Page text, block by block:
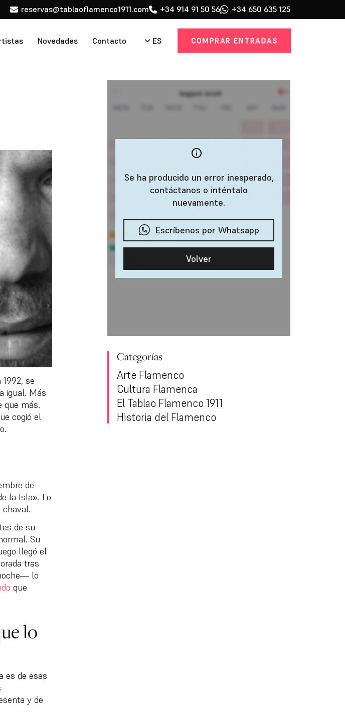
reservas@tablaoflamenco1911.com +34 914 91 50 56 +34 650 635 125
Novedades Contacto ES COMPRAR ENTRADAS
se
igual. Más
que más.
cogió el
de
la Isla». Lo
de su
Su
llegó el
tras
lo
que
lo
es de esas
y de
Categorías
Arte Flamenco
Cultura Flamenca
El Tablao Flamenco 1911
Historia del Flamenco